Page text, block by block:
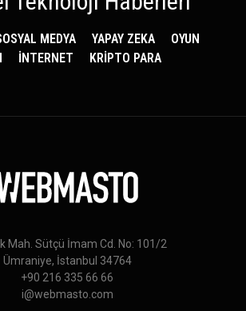
MEDYA YAPAY ZEKA
OYUN
İNTERNET KRİPTO PARA
Mah. Sütçü İmam Cd. No: 101/2
Ümraniye, İstanbul 34764
+90 216 335 66 66
i@webmasto.com